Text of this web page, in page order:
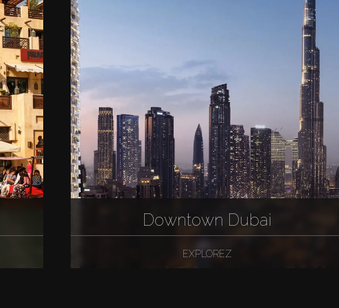
Downtown Dubai
EXPLOREZ